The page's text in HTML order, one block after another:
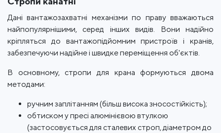
Дані вантажозахватні механізми по праву вважаються
найпопулярнішими, серед інших видів. Вони надійно
кріпляться до вантажопідйомним пристроїв і кранів,
забезпечуючи надійне і швидке переміщення об'єктів.
В основному, стропи для крана формуються двома
методами:
ручним заплітанням (більш висока зносостійкість);
обтиском у пресі алюмінієвою втулкою
(застосовується для сталевих строп, діаметром до